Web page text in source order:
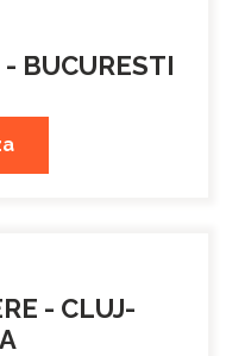
BUCURESTI
- CLUJ-